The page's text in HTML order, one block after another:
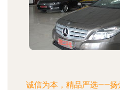
诚信为本，精品严选——扬